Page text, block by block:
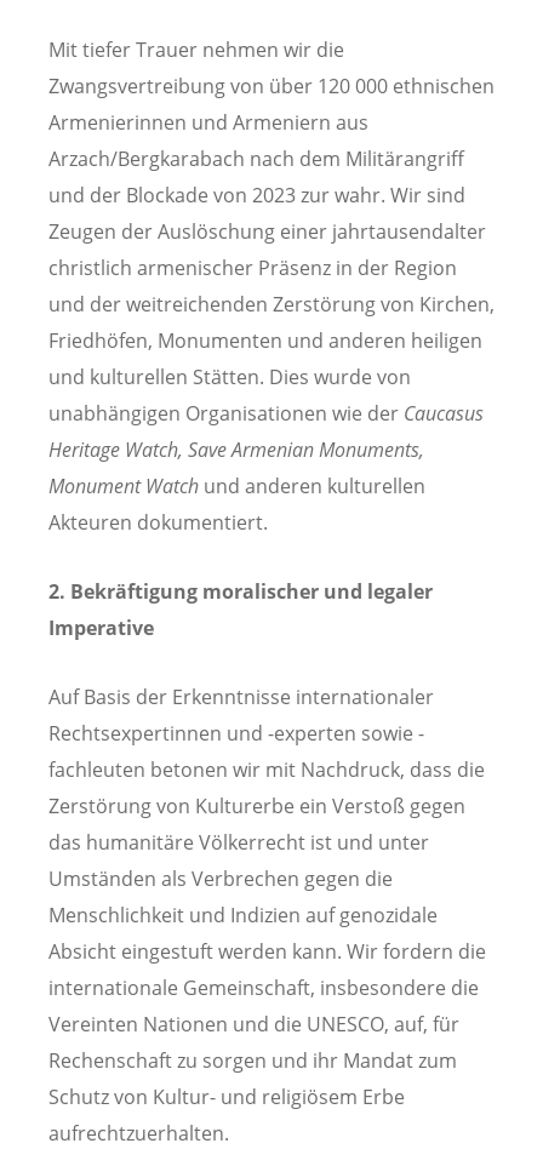
Mit tiefer Trauer nehmen wir die
Zwangsvertreibung von über 120 000 ethnischen
Armenierinnen und Armeniern aus
Arzach/Bergkarabach nach dem Militärangriff
und der Blockade von 2023 zur wahr. Wir sind
Zeugen der Auslöschung einer jahrtausendalter
christlich armenischer Präsenz in der Region
und der weitreichenden Zerstörung von Kirchen,
Friedhöfen, Monumenten und anderen heiligen
und kulturellen Stätten. Dies wurde von
unabhängigen Organisationen wie der Caucasus
Heritage Watch, Save Armenian Monuments,
Monument Watch und anderen kulturellen
Akteuren dokumentiert.
2. Bekräftigung moralischer und legaler
Imperative
Auf Basis der Erkenntnisse internationaler
Rechtsexpertinnen und -experten sowie -
fachleuten betonen wir mit Nachdruck, dass die
Zerstörung von Kulturerbe ein Verstoß gegen
das humanitäre Völkerrecht ist und unter
Umständen als Verbrechen gegen die
Menschlichkeit und Indizien auf genozidale
Absicht eingestuft werden kann. Wir fordern die
internationale Gemeinschaft, insbesondere die
Vereinten Nationen und die UNESCO, auf, für
Rechenschaft zu sorgen und ihr Mandat zum
Schutz von Kultur- und religiösem Erbe
aufrechtzuerhalten.